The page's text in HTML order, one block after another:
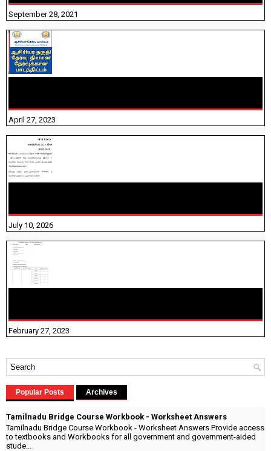
September 28, 2021
April 27, 2023
July 10, 2026
February 27, 2023
Popular Posts Archives
Tamilnadu Bridge Course Workbook - Worksheet Answers
Tamilnadu Bridge Course Workbook - Worksheet Answers Provide access
to textbooks and Workbooks for all government and government-aided
stude...